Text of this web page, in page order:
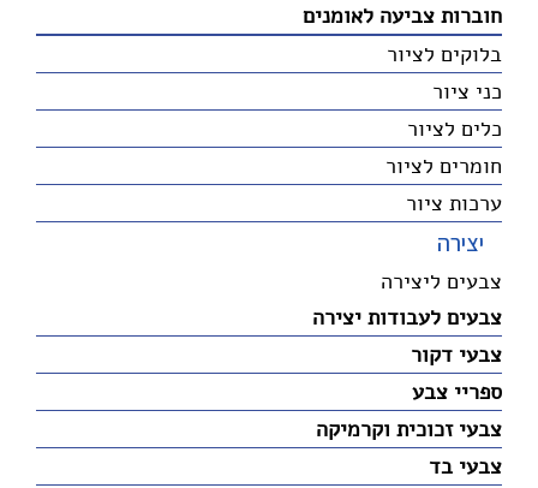
חוברות צביעה לאומנים
בלוקים לציור
כני ציור
כלים לציור
חומרים לציור
ערכות ציור
יצירה
צבעים ליצירה
צבעים לעבודות יצירה
צבעי דקור
ספריי צבע
צבעי זכוכית וקרמיקה
צבעי בד